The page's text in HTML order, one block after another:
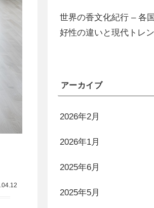
世界の香文化紀行 – 各
好性の違いと現代トレ
アーカイブ
2026年2月
2026年1月
2025年6月
2025年5月